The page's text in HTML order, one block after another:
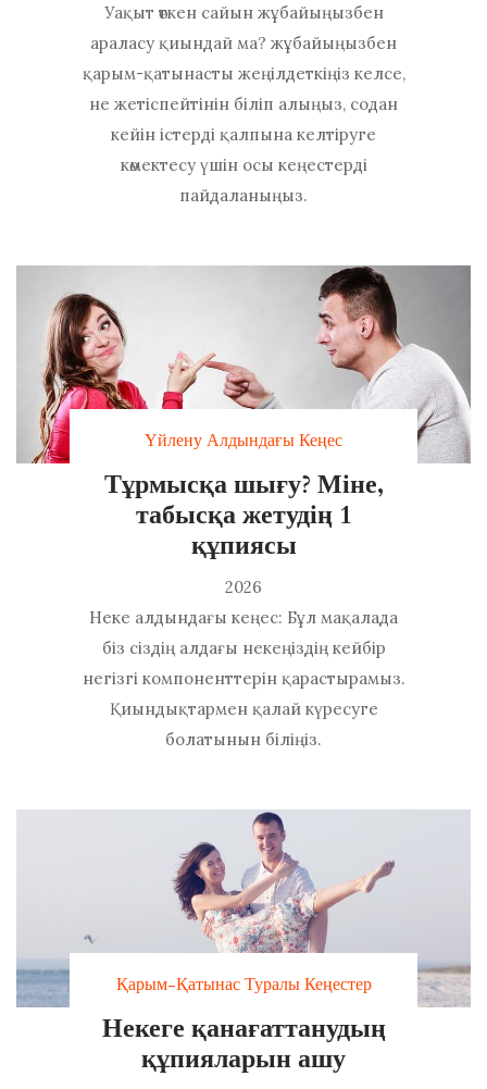
Уақыт өткен сайын жұбайыңызбен
араласу қиындай ма? жұбайыңызбен
қарым-қатынасты жеңілдеткіңіз келсе,
не жетіспейтінін біліп алыңыз, содан
кейін істерді қалпына келтіруге
көмектесу үшін осы кеңестерді
пайдаланыңыз.
Үйлену Алдындағы Кеңес
Тұрмысқа шығу? Міне,
табысқа жетудің 1
құпиясы
2026
Неке алдындағы кеңес: Бұл мақалада
біз сіздің алдағы некеңіздің кейбір
негізгі компоненттерін қарастырамыз.
Қиындықтармен қалай күресуге
болатынын біліңіз.
Қарым-Қатынас Туралы Кеңестер
Некеге қанағаттанудың
құпияларын ашу